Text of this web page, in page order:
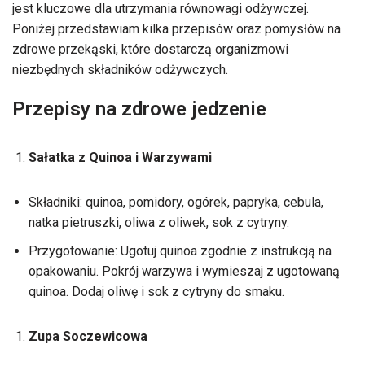
jest kluczowe dla utrzymania równowagi odżywczej.
Poniżej przedstawiam kilka przepisów oraz pomysłów na
zdrowe przekąski, które dostarczą organizmowi
niezbędnych składników odżywczych.
Przepisy na zdrowe jedzenie
Sałatka z Quinoa i Warzywami
Składniki: quinoa, pomidory, ogórek, papryka, cebula,
natka pietruszki, oliwa z oliwek, sok z cytryny.
Przygotowanie: Ugotuj quinoa zgodnie z instrukcją na
opakowaniu. Pokrój warzywa i wymieszaj z ugotowaną
quinoa. Dodaj oliwę i sok z cytryny do smaku.
Zupa Soczewicowa